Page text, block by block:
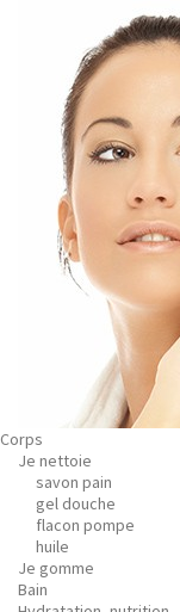
Corps
Je nettoie
savon pain
gel douche
flacon pompe
huile
Je gomme
Bain